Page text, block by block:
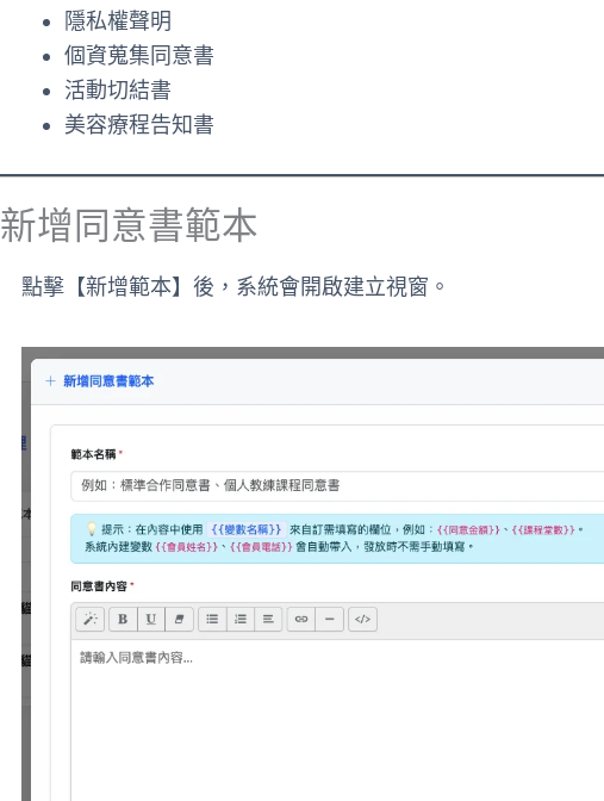
隱私權聲明
個資蒐集同意書
活動切結書
美容療程告知書
新增同意書範本
點擊【新增範本】後，系統會開啟建立視窗。